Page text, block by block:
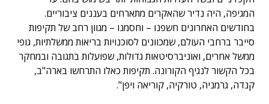
המגיפה, היה נדיר שהאקרים מתארחים בעננים ציבוריים.
בחודשים האחרונים חשפנו – וחסמנו – מגוון רחב של תקיפות
סייבר ברחבי העולם, שמכוונים לסוכנויות בריאות ממשלתיות, גופי
ממשל אחרים, ואוניברסיטאות גדולות, שפועלות בתגובה ובמחקר
בכל הקשור לנגיף הקורונה. תקיפות כאלו התרחשו בארה"ב,
קנדה, גרמניה, טורקיה, קוריאה ויפן".